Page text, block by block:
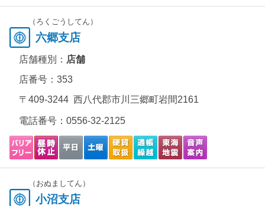
（ろくごうしてん）
六郷支店
店舗種別： 店舗
店番号：353
〒409-3244 西八代郡市川三郷町岩間2161
電話番号： 0556-32-2125
（おぬましてん）
小沼支店